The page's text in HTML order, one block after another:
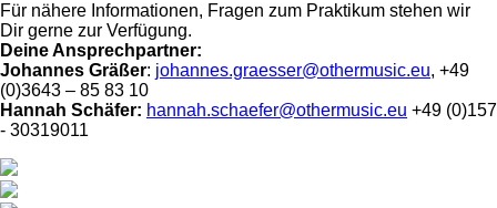
Für nähere Informationen, Fragen zum Praktikum stehen wir
Dir gerne zur Verfügung.
Deine Ansprechpartner:
Johannes Gräßer: johannes.graesser@othermusic.eu, +49
(0)3643 – 85 83 10
Hannah Schäfer: hannah.schaefer@othermusic.eu +49 (0)157
- 30319011